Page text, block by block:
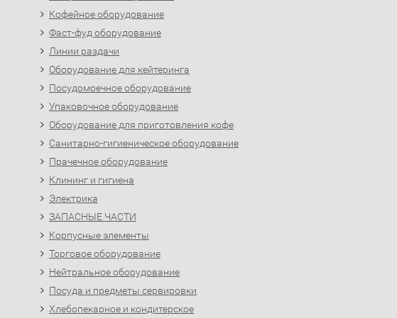
Кофейное оборудование
Фаст-фуд оборудование
Линии раздачи
Оборудование для кейтеринга
Посудомоечное оборудование
Упаковочное оборудование
Оборудование для приготовления кофе
Санитарно-гигиеническое оборудование
Прачечное оборудование
Клининг и гигиена
Электрика
ЗАПАСНЫЕ ЧАСТИ
Корпусные элементы
Торговое оборудование
Нейтральное оборудование
Посуда и предметы сервировки
Хлебопекарное и кондитерское